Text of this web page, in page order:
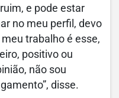
e pode estar
no meu perfil, devo
trabalho é esse,
positivo ou
não sou
disse.